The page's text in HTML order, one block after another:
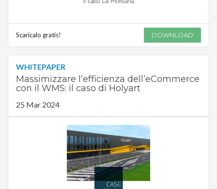
Scaricalo gratis! DOWNLOAD
WHITEPAPER
Massimizzare l’efficienza dell’eCommerce
con il WMS: il caso di Holyart
25 Mar 2024